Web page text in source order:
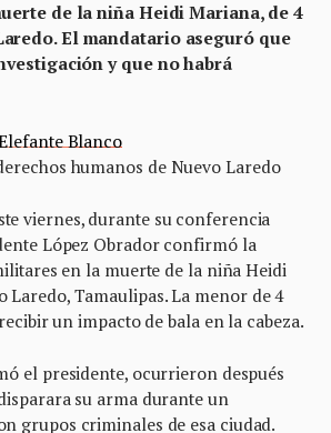
de la niña Heidi Mariana, de 4
El mandatario aseguró que
y que no habrá
Blanco
humanos de Nuevo Laredo
viernes, durante su conferencia
López Obrador confirmó la
en la muerte de la niña Heidi
Laredo, Tamaulipas. La menor de 4
un impacto de bala en la cabeza.
el presidente, ocurrieron después
su arma durante un
grupos criminales de esa ciudad.